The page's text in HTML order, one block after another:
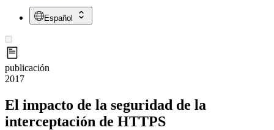
Español
publicación
2017
El impacto de la seguridad de la
interceptación de HTTPS